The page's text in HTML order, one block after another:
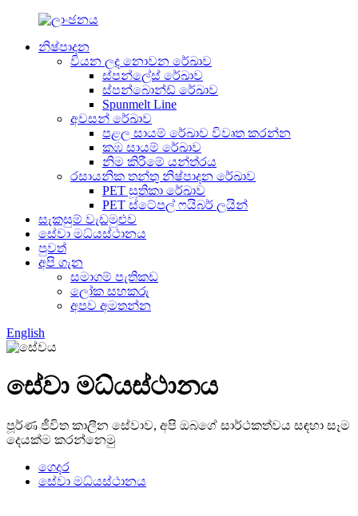
නිෂ්පාදන
වියන ලද නොවන රේඛාව
ස්පන්ලේස් රේඛාව
ස්පන්බොන්ඩ් රේඛාව
Spunmelt Line
අවසන් රේඛාව
පළල සායම් රේඛාව විවෘත කරන්න
කඹ සායම් රේඛාව
නිම කිරීමේ යන්ත්රය
රසායනික තන්තු නිෂ්පාදන රේඛාව
PET සූතිකා රේඛාව
PET ස්ටේපල් ෆයිබර් ලයින්
සැකසුම් වැඩමුළුව
සේවා මධ්යස්ථානය
පුවත්
අපි ගැන
සමාගම් පැතිකඩ
ලෝක සහකරු
අපව අමතන්න
English
සේවා මධ්යස්ථානය
පූර්ණ ජීවිත කාලීන සේවාව, අපි ඔබගේ සාර්ථකත්වය සඳහා සෑම
දෙයක්ම කරන්නෙමු
ගෙදර
සේවා මධ්යස්ථානය